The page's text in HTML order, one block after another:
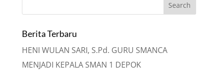
Berita Terbaru
HENI WULAN SARI, S.Pd. GURU SMANCA
MENJADI KEPALA SMAN 1 DEPOK